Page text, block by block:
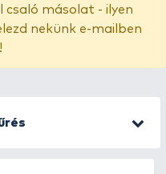
csaló másolat - ilyen
nekünk e-mailben